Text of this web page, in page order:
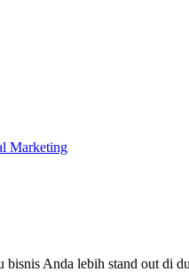
Marketing
Anda lebih stand out di